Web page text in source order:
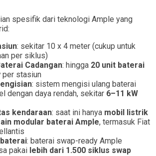
spesifik dari teknologi Ample yang
: sekitar 10 x 4 meter (cukup untuk
per siklus)
Cadangan: hingga 20 unit baterai
per stasiun
: sistem mengisi ulang baterai
dengan daya rendah, sekitar 6–11 kW
kendaraan: saat ini hanya mobil listrik
modular baterai Ample, termasuk Fiat
baterai: baterai swap-ready Ample
pakai lebih dari 1.500 siklus swap